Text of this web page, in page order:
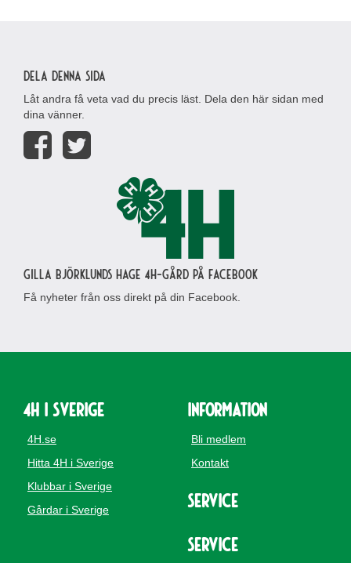
Dela denna sida
Låt andra få veta vad du precis läst. Dela den här sidan med
dina vänner.
Gilla Björklunds Hage 4H-gård på Facebook
Få nyheter från oss direkt på din Facebook.
4H i Sverige
4H.se
Hitta 4H i Sverige
Klubbar i Sverige
Gårdar i Sverige
Information
Bli medlem
Kontakt
Service
Service